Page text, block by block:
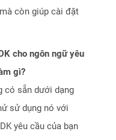
còn giúp cài đặt
cho ngôn ngữ yêu
gì?
có sẵn dưới dạng
sử dụng nó với
yêu cầu của bạn